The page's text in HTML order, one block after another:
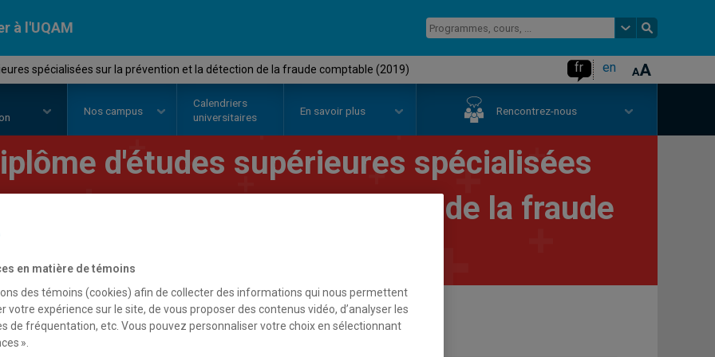
à l'UQAM
spécialisées sur la prévention et la détection de la fraude comptable (2019) fr en
Nos campus
Calendriers
universitaires
En savoir plus Rencontrez-nous
d'études supérieures spécialisées
la prévention et la détection de la fraude
en matière de témoins
des témoins (cookies) afin de collecter des informations qui nous permettent
votre expérience sur le site, de vous proposer des contenus vidéo, d’analyser les
de fréquentation, etc. Vous pouvez personnaliser votre choix en sélectionnant
».